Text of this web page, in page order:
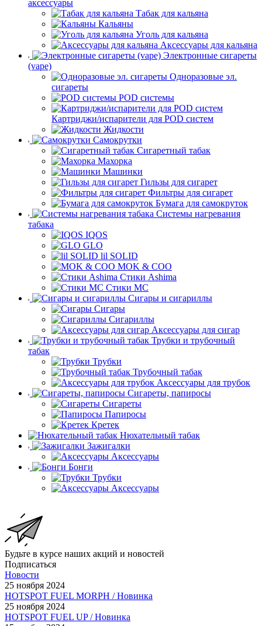
аксессуары
Табак для кальяна
Кальяны
Уголь для кальяна
Аксессуары для кальяна
Электронные сигареты
(vape)
Одноразовые эл.
сигареты
POD системы
Картриджи/испарители для POD систем
Жидкости
Самокрутки
Сигаретный табак
Махорка
Машинки
Гильзы для сигарет
Фильтры для сигарет
Бумага для самокруток
Системы нагревания
табака
IQOS
GLO
lil SOLID
MOK & COO
Стики Ashima
Стики MC
Сигары и сигариллы
Сигары
Сигариллы
Аксессуары для сигар
Трубки и трубочный
табак
Трубки
Трубочный табак
Аксессуары для трубок
Сигареты, папиросы
Сигареты
Папиросы
Кретек
Нюхательный табак
Зажигалки
Аксессуары
Бонги
Трубки
Аксессуары
Будьте в курсе наших акций и новостей
Подписаться
Новости
25 ноября 2024
HOTSPOT FUEL MORPH / Новинка
25 ноября 2024
HOTSPOT FUEL UP / Новинка